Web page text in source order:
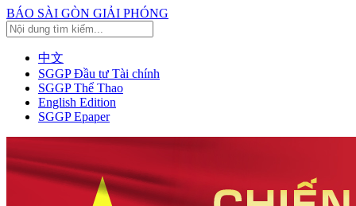
BÁO SÀI GÒN GIẢI PHÓNG
中文
SGGP Đầu tư Tài chính
SGGP Thể Thao
English Edition
SGGP Epaper